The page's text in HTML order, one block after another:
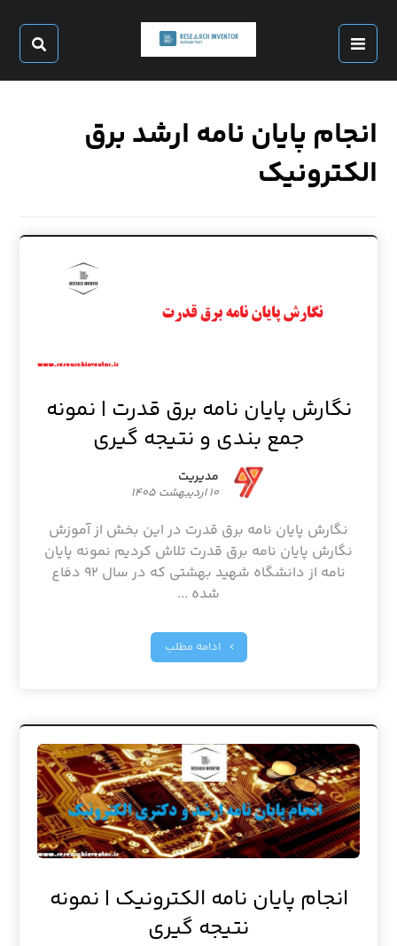
انجام پایان نامه ارشد برق
الکترونیک
نگارش پایان نامه برق قدرت | نمونه
جمع بندی و نتیجه گیری
مدیریت
۱۰ اردیبهشت ۱۴۰۵
نگارش پایان نامه برق قدرت در این بخش از آموزش
نگارش پایان نامه برق قدرت تلاش کردیم نمونه پایان
نامه از دانشگاه شهید بهشتی که در سال ۹۲ دفاع
شده ...
ادامه مطلب
انجام پایان نامه الکترونیک | نمونه
نتیجه گیری